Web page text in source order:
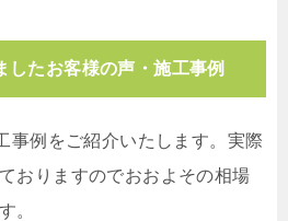
したお客様の声・施工事例
事例をご紹介いたします。実際
おりますのでおおよその相場
。